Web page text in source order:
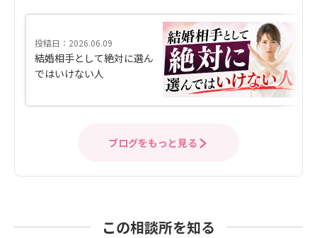
投稿日：2026.06.09
結婚相手として絶対に選ん
ではいけない人
ブログをもっと見る
この相談所を知る